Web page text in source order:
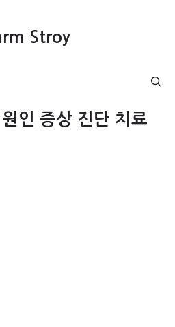
Stroy
인 증상 진단 치료